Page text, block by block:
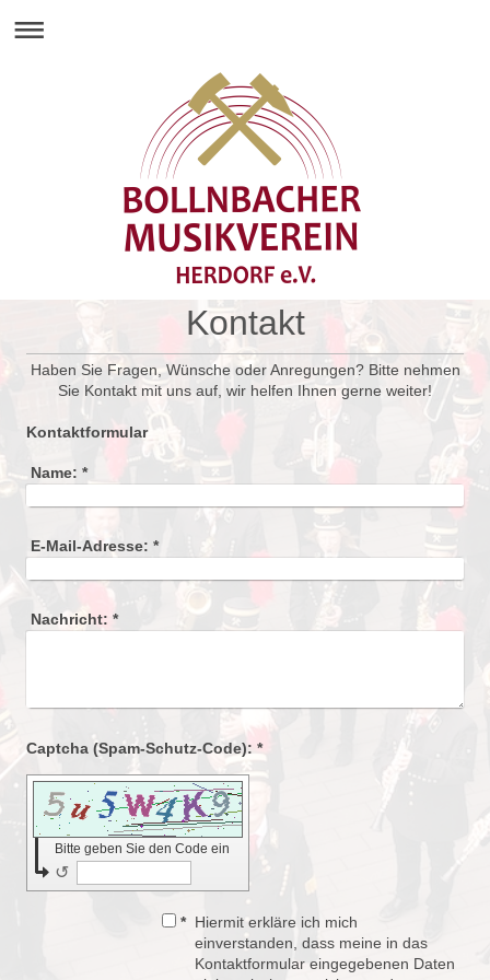
Kontakt
Haben Sie Fragen, Wünsche oder Anregungen? Bitte nehmen
Sie Kontakt mit uns auf, wir helfen Ihnen gerne weiter!
Kontaktformular
Name: *
E-Mail-Adresse: *
Nachricht: *
Captcha (Spam-Schutz-Code): *
Bitte geben Sie den Code ein
↺
* Hiermit erkläre ich mich
einverstanden, dass meine in das
Kontaktformular eingegebenen Daten